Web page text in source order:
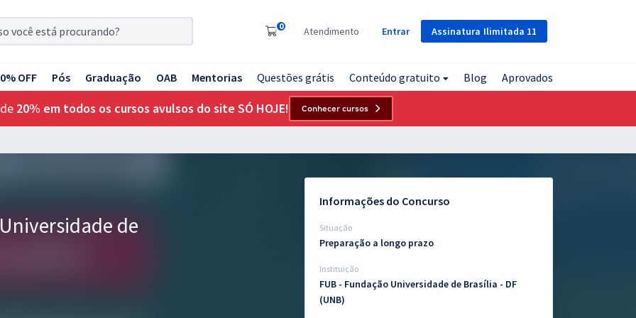
Assinatura Ilimitada 11
0 Atendimento Entrar
OFF Pós Graduação OAB Mentorias Questões grátis Conteúdo gratuito Blog Aprovados
20% em todos os cursos avulsos do site SÓ HOJE! Conhecer cursos
de
Informações do Concurso
Situação
Preparação a longo prazo
Instituição
FUB - Fundação Universidade de Brasília - DF
(UNB)